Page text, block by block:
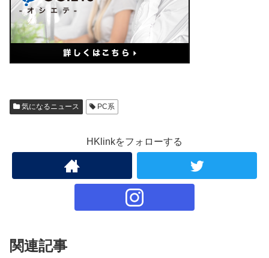
気になるニュース PC系
HKlinkをフォローする
関連記事